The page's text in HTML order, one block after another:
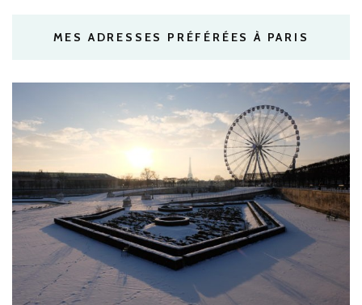
MES ADRESSES PRÉFÉRÉES À PARIS